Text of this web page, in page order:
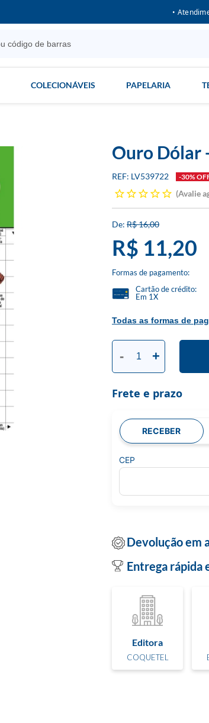
•
COLECIONÁVEIS PAPELARIA
Ouro Dólar
LV539722 -30%
Avalie
R$ 16,00
R$ 11,20
Formas de pagamento:
Todas as formas de
Cartão de crédito:
Em 1X
- +
Frete e prazo
RECEBER
CEP
Devolução em
Entrega rápida
Editora
COQUETEL